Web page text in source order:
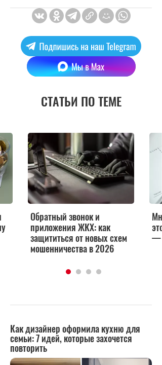
СТАТЬИ ПО ТЕМЕ
и
ЖКХ: как
от новых схем
в 2026
Многие
этот пункт в
— узнайте, как